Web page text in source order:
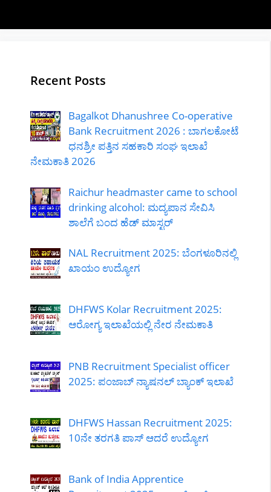
Recent Posts
Bagalkot Dhanushree Co-operative
Bank Recruitment 2026 : ಬಾಗಲಕೋಟೆ
ಧನಶ್ರೀ ಪತ್ತಿನ ಸಹಕಾರಿ ಸಂಘ ಇಲಾಖೆ
ನೇಮಕಾತಿ 2026
Raichur headmaster came to school
drinking alcohol: ಮದ್ಯಪಾನ ಸೇವಿಸಿ
ಶಾಲೆಗೆ ಬಂದ ಹೆಡ್ ಮಾಸ್ಟರ್
NAL Recruitment 2025: ಬೆಂಗಳೂರಿನಲ್ಲಿ
ಖಾಯಂ ಉದ್ಯೋಗ
DHFWS Kolar Recruitment 2025:
ಆರೋಗ್ಯ ಇಲಾಖೆಯಲ್ಲಿ ನೇರ ನೇಮಕಾತಿ
PNB Recruitment Specialist officer
2025: ಪಂಜಾಬ್ ನ್ಯಾಷನಲ್ ಬ್ಯಾಂಕ್ ಇಲಾಖೆ
DHFWS Hassan Recruitment 2025:
10ನೇ ತರಗತಿ ಪಾಸ್ ಆದರೆ ಉದ್ಯೋಗ
Bank of India Apprentice